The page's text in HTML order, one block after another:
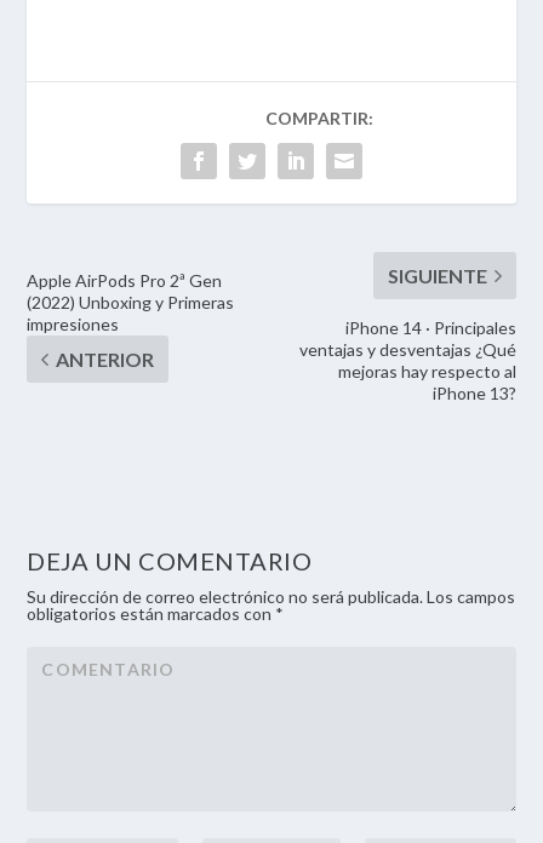
Apple AirPods Pro 2ª Gen
(2022) Unboxing y Primeras
impresiones
iPhone 14 · Principales
ventajas y desventajas ¿Qué
mejoras hay respecto al
iPhone 13?
DEJA UN COMENTARIO
Su dirección de correo electrónico no será publicada. Los campos
obligatorios están marcados con *